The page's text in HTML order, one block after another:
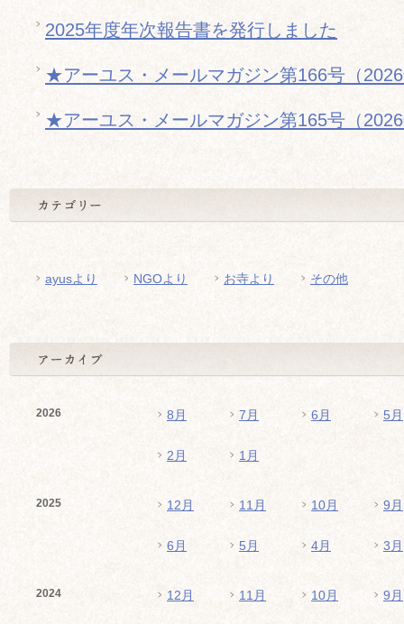
2025年度年次報告書を発行しました
★アーユス・メールマガジン第166号（
★アーユス・メールマガジン第165号（
ayusより NGOより お寺より その他
2026 8月 7月 6月 5月
2月 1月
2025 12月 11月 10月 9月
6月 5月 4月 3月
2024 12月 11月 10月 9月